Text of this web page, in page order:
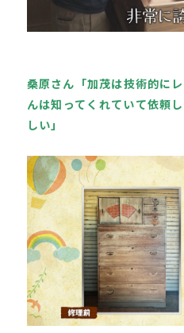
桑原さん「加茂は技術的に
んは知ってくれていて依頼
しい」